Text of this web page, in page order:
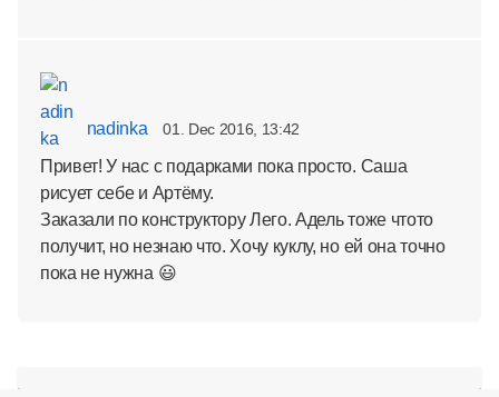
nadinka 01. Dec 2016, 13:42
Привет! У нас с подарками пока просто. Саша
рисует себе и Артёму.
Заказали по конструктору Лего. Адель тоже чтото
получит, но незнаю что. Хочу куклу, но ей она точно
пока не нужна 😃